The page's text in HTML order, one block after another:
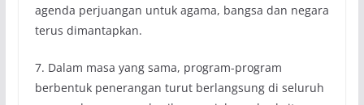
agenda perjuangan untuk agama, bangsa dan negara
terus dimantapkan.
7. Dalam masa yang sama, program-program
berbentuk penerangan turut berlangsung di seluruh